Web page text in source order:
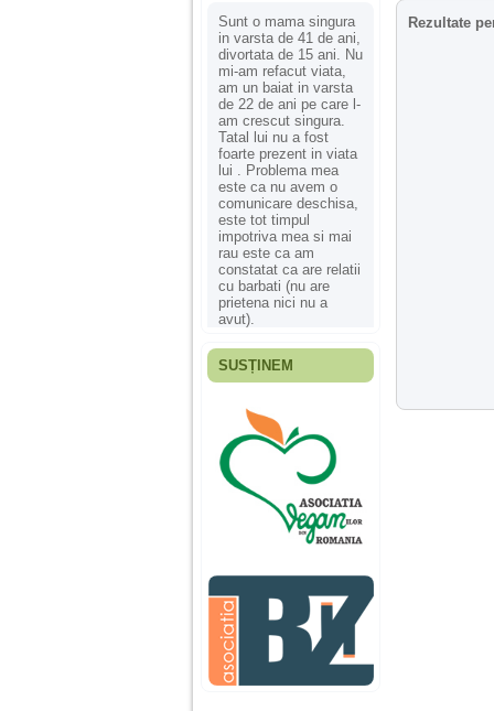
Sunt o mama singura
in varsta de 41 de ani,
divortata de 15 ani. Nu
mi-am refacut viata,
am un baiat in varsta
de 22 de ani pe care l-
am crescut singura.
Tatal lui nu a fost
foarte prezent in viata
lui . Problema mea
este ca nu avem o
comunicare deschisa,
este tot timpul
impotriva mea si mai
rau este ca am
constatat ca are relatii
cu barbati (nu are
prietena nici nu a
avut).
Fiica mea s-a nascut
ani, privind in urma
realizez cat de multe
greseli am facut in
educatia si cresterea
ei, am fost o mama
egoista, preocupata
de implinirea
profesionala, cand ea
era mica am neglijat-
agresiva, orice
greseala era taxata cu
o palma sau pedepse.
De 4 ani am o relatie
serioasa cu un barbat
SUSȚINEM
Rezultate